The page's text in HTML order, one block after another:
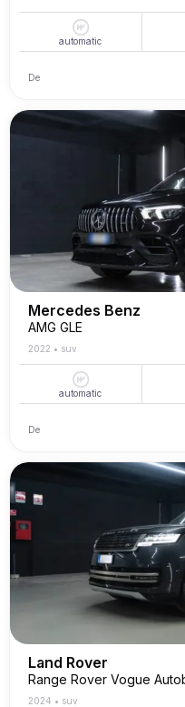
automatic
De
Mercedes Benz
AMG GLE
2022 • suv
automatic
De
Land Rover
Range Rover Vogue
2024 • suv